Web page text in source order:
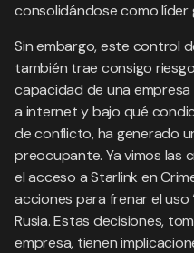
consolidándose como
Sin embargo, este control
también trae consigo
capacidad de una
a internet y bajo qué
de conflicto, ha generado
preocupante. Ya vimos las
el acceso a Starlink en
acciones para frenar el
Rusia. Estas decisiones,
empresa, tienen